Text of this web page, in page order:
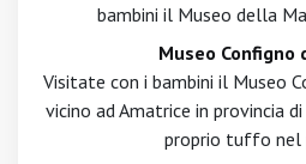
bambini il Museo della
Museo Configno
Visitate con i bambini il Museo
vicino ad Amatrice in provincia
proprio tuffo nel